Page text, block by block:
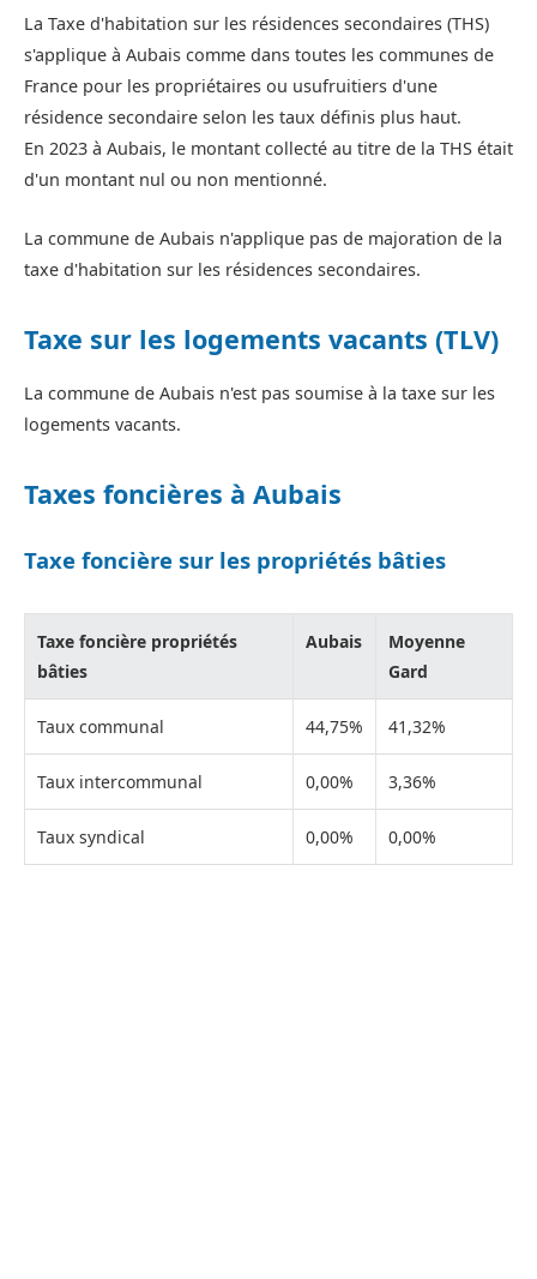
La Taxe d'habitation sur les résidences secondaires (THS)
s'applique à Aubais comme dans toutes les communes de
France pour les propriétaires ou usufruitiers d'une
résidence secondaire selon les taux définis plus haut.
En 2023 à Aubais, le montant collecté au titre de la THS était
d'un montant nul ou non mentionné.
La commune de Aubais n'applique pas de majoration de la
taxe d'habitation sur les résidences secondaires.
Taxe sur les logements vacants (TLV)
La commune de Aubais n'est pas soumise à la taxe sur les
logements vacants.
Taxes foncières à Aubais
Taxe foncière sur les propriétés bâties
Taxe foncière propriétés
bâties
Aubais
Moyenne
Gard
Taux communal 44,75% 41,32%
Taux intercommunal 0,00% 3,36%
Taux syndical 0,00% 0,00%